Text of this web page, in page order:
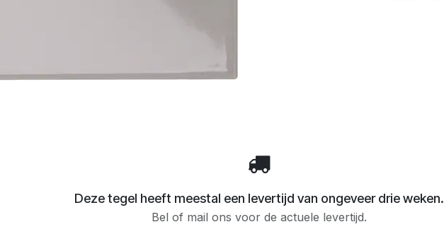
Deze tegel heeft meestal een levertijd van ongeveer drie weken.
Bel of mail ons voor de actuele levertijd.